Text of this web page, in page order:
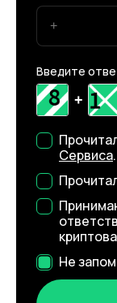
Введите
+
Сервиса.
Не